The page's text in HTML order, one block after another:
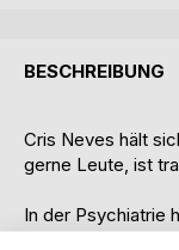
BESCHREIBUNG
Cris Neves hält
gerne Leute, ist
In der Psychiatrie